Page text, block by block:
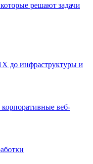
решают задачи
до инфраструктуры и
веб-